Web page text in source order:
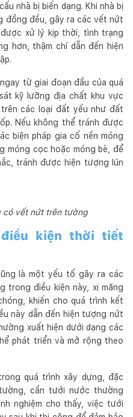
nhà bị biến dạng. Khi nhà bị
đồng đều, gây ra các vết nứt
xử lý kịp thời, tình trạng
hơn, thậm chí dẫn đến hiện
từ giai đoạn đầu của quá
kỹ lưỡng địa chất khu vực
các loại đất yếu như đất
Nếu không thể tránh được
biện pháp gia cố nền móng
móng cọc hoặc móng bè, để
tránh được hiện tượng lún
có vết nứt trên tường
kiện thời tiết
là một yếu tố gây ra các
điều kiện này, xi măng
khiến cho quá trình kết
này dẫn đến hiện tượng nứt
xuất hiện dưới dạng các
phát triển và mở rộng theo
quá trình xây dựng, đặc
cần tưới nước thường
nghiệm cho thấy, việc tưới